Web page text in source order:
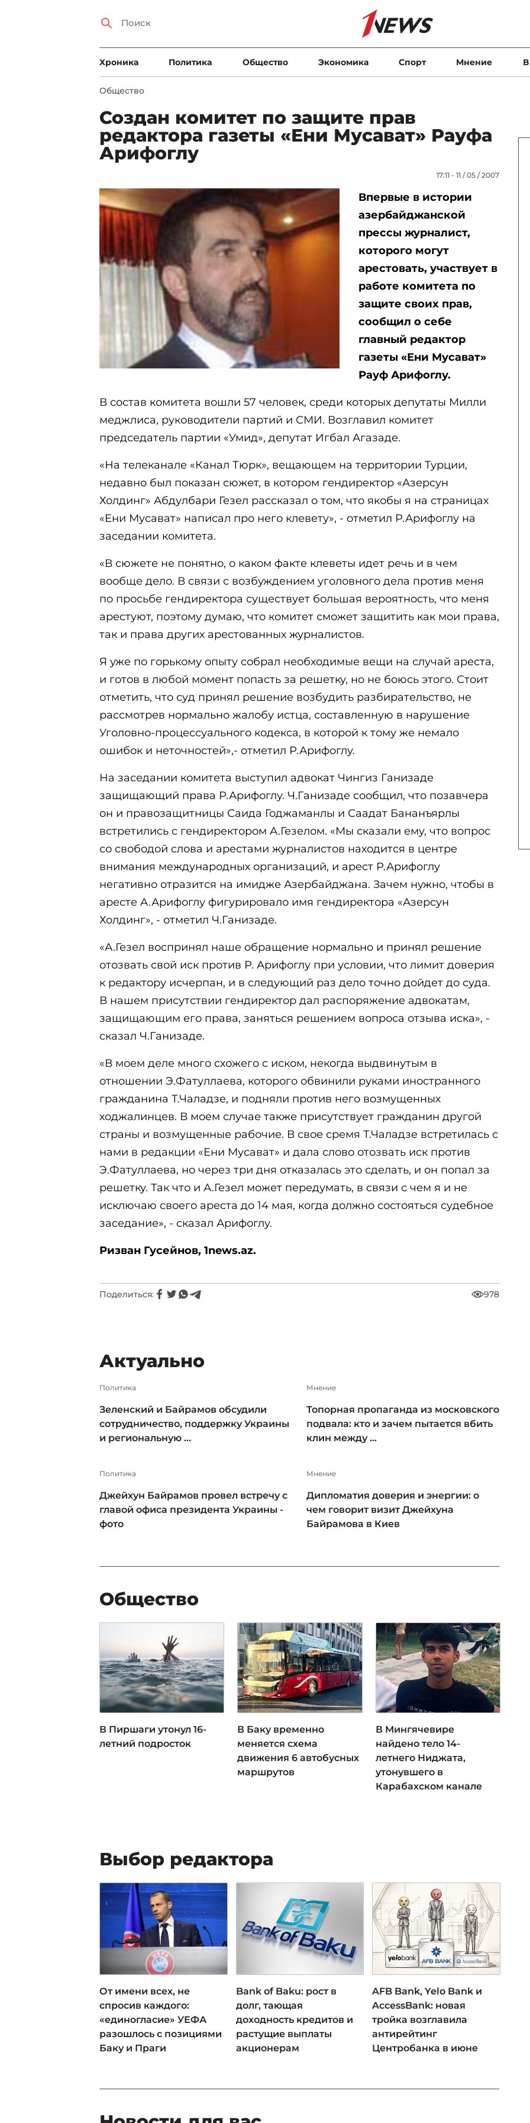
Xроника Политика Общество Экономика Спорт Мнение
Общество
Создан комитет по защите прав
редактора газеты «Ени Мусават» Рауфа
Арифоглу
17:11 - 11 / 05 / 2007
Впервые в истории
азербайджанской
прессы журналист,
которого могут
арестовать, участвует в
работе комитета по
защите своих прав,
сообщил о себе
главный редактор
газеты «Ени Мусават»
Рауф Арифоглу.
В состав комитета вошли 57 человек, среди которых депутаты Милли
меджлиса, руководители партий и СМИ. Возглавил комитет
председатель партии «Умид», депутат Игбал Агазаде.
«На телеканале «Канал Тюрк», вещающем на территории Турции,
недавно был показан сюжет, в котором гендиректор «Азерсун
Холдинг» Абдулбари Гезел рассказал о том, что якобы я на страницах
«Ени Мусават» написал про него клевету», - отметил Р.Арифоглу на
заседании комитета.
«В сюжете не понятно, о каком факте клеветы идет речь и в чем
вообще дело. В связи с возбуждением уголовного дела против меня
по просьбе гендиректора существует большая вероятность, что меня
арестуют, поэтому думаю, что комитет сможет защитить как мои права,
так и права других арестованных журналистов.
Я уже по горькому опыту собрал необходимые вещи на случай ареста,
и готов в любой момент попасть за решетку, но не боюсь этого. Стоит
отметить, что суд принял решение возбудить разбирательство, не
рассмотрев нормально жалобу истца, составленную в нарушение
Уголовно-процессуального кодекса, в которой к тому же немало
ошибок и неточностей»,- отметил Р.Арифоглу.
На заседании комитета выступил адвокат Чингиз Ганизаде
защищающий права Р.Арифоглу. Ч.Ганизаде сообщил, что позавчера
он и правозащитницы Саида Годжаманлы и Саадат Бананъярлы
встретились с гендиректором А.Гезелом. «Мы сказали ему, что вопрос
со свободой слова и арестами журналистов находится в центре
внимания международных организаций, и арест Р.Арифоглу
негативно отразится на имидже Азербайджана. Зачем нужно, чтобы в
аресте А.Арифоглу фигурировало имя гендиректора «Азерсун
Холдинг», - отметил Ч.Ганизаде.
«А.Гезел воспринял наше обращение нормально и принял решение
отозвать свой иск против Р. Арифоглу при условии, что лимит доверия
к редактору исчерпан, и в следующий раз дело точно дойдет до суда.
В нашем присутствии гендиректор дал распоряжение адвокатам,
защищающим его права, заняться решением вопроса отзыва иска», -
сказал Ч.Ганизаде.
«В моем деле много схожего с иском, некогда выдвинутым в
отношении Э.Фатуллаева, которого обвинили руками иностранного
гражданина Т.Чаладзе, и подняли против него возмущенных
ходжалинцев. В моем случае также присутствует гражданин другой
страны и возмущенные рабочие. В свое сремя Т.Чаладзе встретилась с
нами в редакции «Ени Мусават» и дала слово отозвать иск против
Э.Фатуллаева, но через три дня отказалась это сделать, и он попал за
решетку. Так что и А.Гезел может передумать, в связи с чем я и не
исключаю своего ареста до 14 мая, когда должно состояться судебное
заседание», - сказал Арифоглу.
Ризван Гусейнов, 1news.az.
Поделиться: 978
Актуально
Политика
Зеленский и Байрамов обсудили
сотрудничество, поддержку Украины
и региональную ...
Мнение
Топорная пропаганда из московского
подвала: кто и зачем пытается вбить
клин между ...
Политика
Джейхун Байрамов провел встречу с
главой офиса президента Украины -
фото
Мнение
Дипломатия доверия и энергии: о
чем говорит визит Джейхуна
Байрамова в Киев
Общество
В Пиршаги утонул 16-
летний подросток
В Баку временно
меняется схема
движения 6 автобусных
маршрутов
В Мингячевире
найдено тело 14-
летнего Ниджата,
утонувшего в
Карабахском канале
Выбор редактора
От имени всех, не
спросив каждого:
«единогласие» УЕФА
разошлось с позициями
Баку и Праги
Bank of Baku: рост в
долг, тающая
доходность кредитов и
растущие выплаты
акционерам
AFB Bank, Yelo Bank и
AccessBank: новая
тройка возглавила
антирейтинг
Центробанка в июне